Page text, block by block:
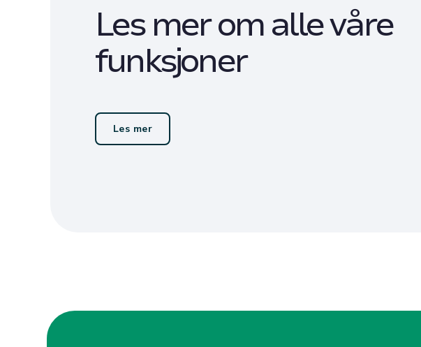
Les mer om alle våre
funksjoner
Les mer